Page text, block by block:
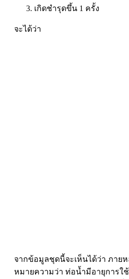
เกิดชำรุดขึ้น 1 ครั้ง
จะได้ว่า
จากข้อมูลชุดนี้จะเห็นได้ว่า ภาย
หมายความว่า ท่อน้ำมีอายุการใ